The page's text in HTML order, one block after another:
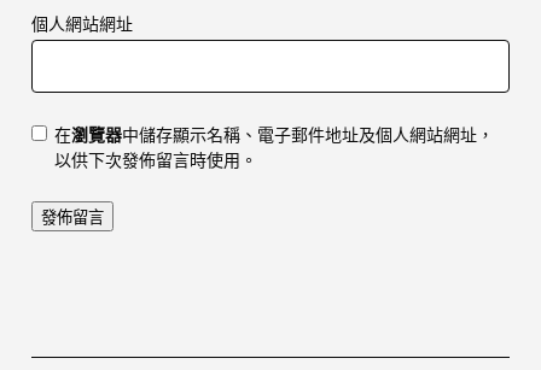
個人網站網址
在瀏覽器中儲存顯示名稱、電子郵件地址及個人網站網址，
以供下次發佈留言時使用。